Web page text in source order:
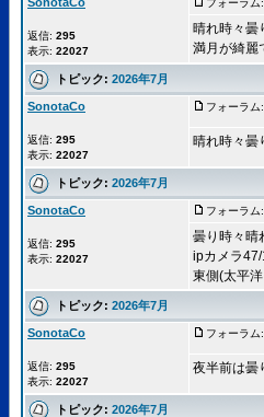
返信: 295
表示: 22027
フォーラム:
晴れ時々曇
満月が綺麗
トピック: 2026年7月
SonotaCo
返信: 295
表示: 22027
フォーラム:
晴れ時々曇
トピック: 2026年7月
SonotaCo
返信: 295
表示: 22027
フォーラム:
曇り時々晴
ipカメラ
東側(太平
トピック: 2026年7月
SonotaCo
返信: 295
表示: 22027
フォーラム:
夜半前は曇
トピック: 2026年7月